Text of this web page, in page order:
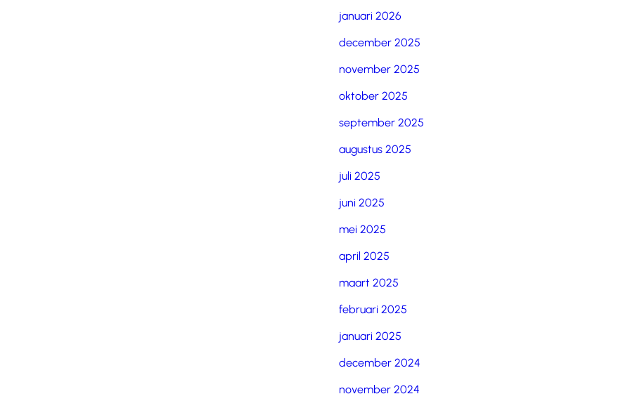
belangrijk aspect van…
januari 2026
december 2025
november 2025
oktober 2025
september 2025
augustus 2025
juli 2025
juni 2025
mei 2025
april 2025
maart 2025
februari 2025
januari 2025
december 2024
november 2024